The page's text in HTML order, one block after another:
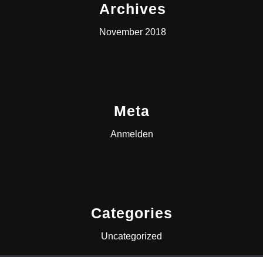
Archives
November 2018
Meta
Anmelden
Categories
Uncategorized